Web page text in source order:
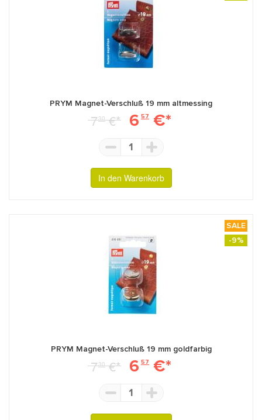
PRYM Magnet-Verschluß 19 mm altmessing
730€* 6 57 €*
1
In den Warenkorb
SALE
-9%
PRYM Magnet-Verschluß 19 mm goldfarbig
730€* 6 57 €*
1